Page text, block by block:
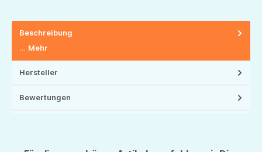
Beschreibung
… Mehr
Hersteller
Bewertungen